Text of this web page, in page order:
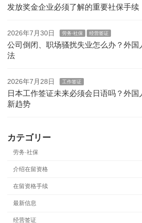
发放奖金企业必须了解的重要社保手续
2026年7月30日 劳务·社保 经营签证
公司倒闭、职场骚扰失业怎么办？外国
法
2026年7月28日 工作签证
日本工作签证未来必须会日语吗？外
新趋势
カテゴリー
劳务·社保
介绍在留资格
在留资格手续
最新信息
经营签证